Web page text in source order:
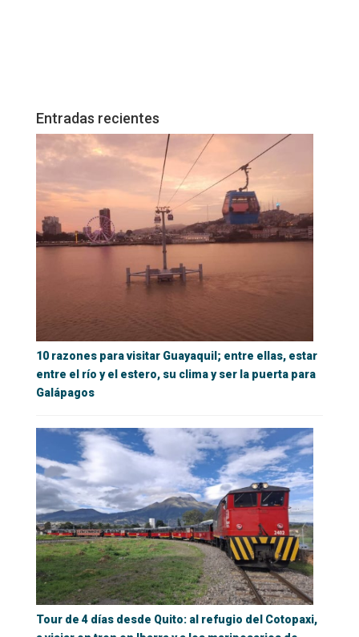
Entradas recientes
10 razones para visitar Guayaquil; entre ellas, estar
entre el río y el estero, su clima y ser la puerta para
Galápagos
Tour de 4 días desde Quito: al refugio del Cotopaxi,